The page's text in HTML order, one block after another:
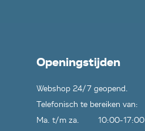
Openingstijden
Webshop 24/7 geopend.
Telefonisch te bereiken van:
Ma. t/m za.
10:00-17:00